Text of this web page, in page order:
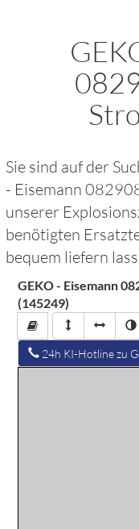
Sie sind auf der
- Eisemann
unserer
benötigten
bequem liefern
GEKO - Eisemann
(145249)
24h KI-Hotline zu